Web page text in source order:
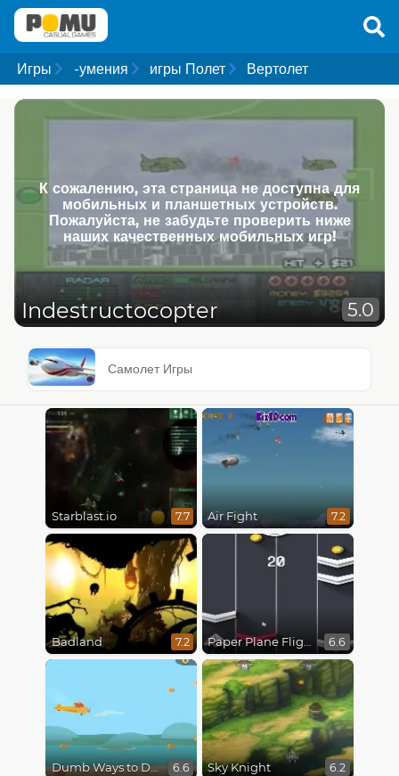
Игры -умения игры Полет Вертолет
К сожалению, эта страница не доступна для
мобильных и планшетных устройств.
Пожалуйста, не забудьте проверить ниже
наших качественных мобильных игр!
Indestructocopter 5.0
Самолет Игры
Starblast.io 7.7 Air Fight 7.2
Badland 7.2 Paper Plane Flight 6.6
Dumb Ways to Die 3: World Tour 6.6 Sky Knight 6.2